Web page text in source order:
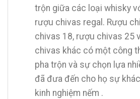
trộn giữa các loại whisky
rượu chivas regal. Rượu
chivas 18, rượu chivas 25
chivas khác có một công
pha trộn và sự chọn lựa
đã đưa đến cho họ sự
kinh nghiệm nếm .